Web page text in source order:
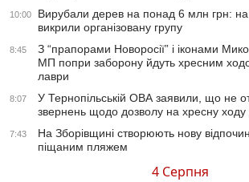
10:00
Вирубали дерев на понад 6 млн грн: на
викрили організовану групу
8:45
З “прапорами Новоросії” і іконами
МП попри заборону йдуть хресним
лаври
8:07
У Тернопільській ОВА заявили, що не
звернень щодо дозволу на хресну
7:43
На Зборівщині створюють нову
піщаним пляжем
4 Серпня